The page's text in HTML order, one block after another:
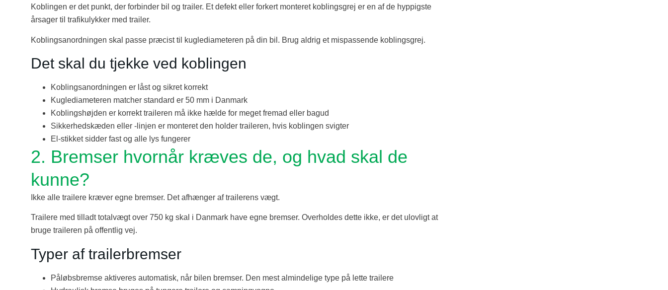
Koblingen er det punkt, der forbinder bil og trailer. Et defekt eller forkert monteret koblingsgrej er en af de hyppigste
årsager til trafikulykker med trailer.
Koblingsanordningen skal passe præcist til kuglediameteren på din bil. Brug aldrig et mispassende koblingsgrej.
Det skal du tjekke ved koblingen
Koblingsanordningen er låst og sikret korrekt
Kuglediameteren matcher standard er 50 mm i Danmark
Koblingshøjden er korrekt traileren må ikke hælde for meget fremad eller bagud
Sikkerhedskæden eller -linjen er monteret den holder traileren, hvis koblingen svigter
El-stikket sidder fast og alle lys fungerer
2. Bremser hvornår kræves de, og hvad skal de
kunne?
Ikke alle trailere kræver egne bremser. Det afhænger af trailerens vægt.
Trailere med tilladt totalvægt over 750 kg skal i Danmark have egne bremser. Overholdes dette ikke, er det ulovligt at
bruge traileren på offentlig vej.
Typer af trailerbremser
Påløbsbremse aktiveres automatisk, når bilen bremser. Den mest almindelige type på lette trailere